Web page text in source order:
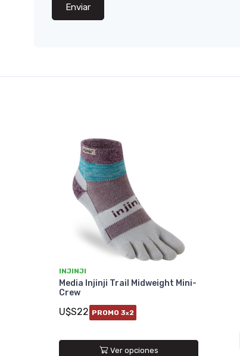
Enviar
INJINJI
Media Injinji Trail Midweight Mini-
Crew
U$S22 PROMO 3x2
Ver opciones